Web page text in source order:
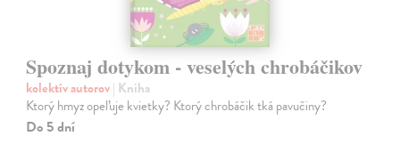
Spoznaj dotykom - veselých chrobáčikov
kolektív autorov| Kniha
Ktorý hmyz opeľuje kvietky? Ktorý chrobáčik tká pavučiny?
Do 5 dní